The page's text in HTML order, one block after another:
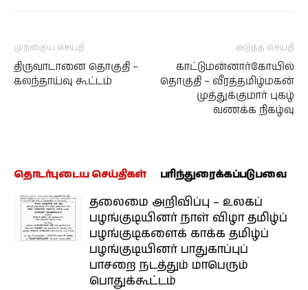
முந்தைய செய்தி
திருவாடானை தொகுதி –
கலந்தாய்வு கூட்டம்
அடுத்த செய்தி
காட்டுமன்னார்கோயில்
தொகுதி – வீரத்தமிழ்மகன்
முத்துக்குமார் புகழ்
வணக்க நிகழ்வு
தொடர்புடைய செய்திகள் பரிந்துரைக்கப்படுபவை
தலைமை அறிவிப்பு – உலகப்
பழங்குடியினர் நாள் விழா தமிழ்ப்
பழங்குடிகளைக் காக்க தமிழ்ப்
பழங்குடியினர் பாதுகாப்புப்
பாசறை நடத்தும் மாபெரும்
பொதுக்கூட்டம்